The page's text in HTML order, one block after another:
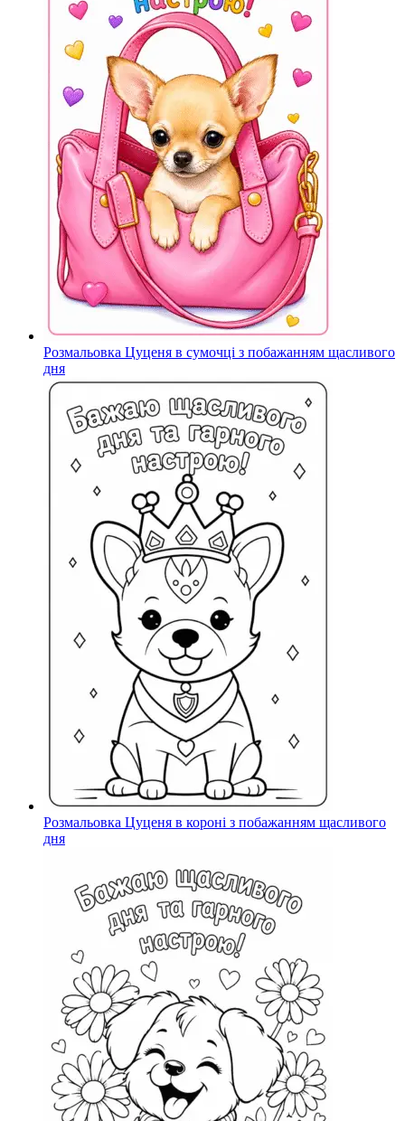
Розмальовка Цуценя в сумочці з побажанням щасливого
дня
Розмальовка Цуценя в короні з побажанням щасливого
дня